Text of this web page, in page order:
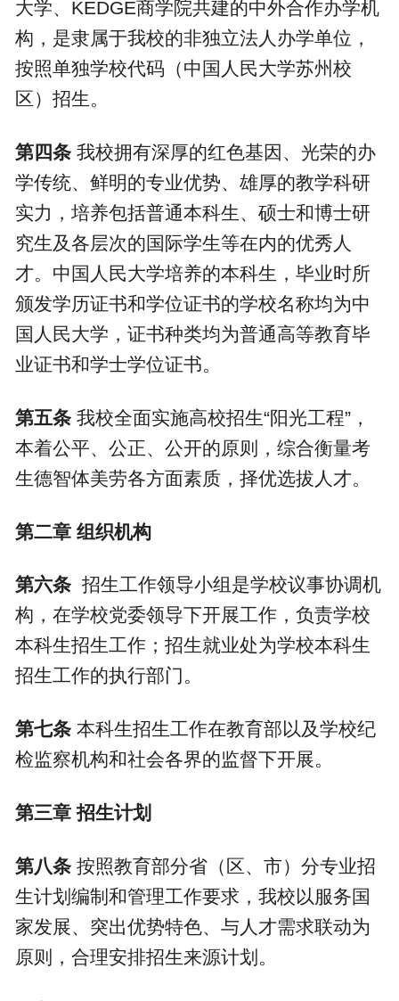
大学、 KEDGE商学院共建的中外合作办学机
构，是隶属于我校的非独立法人办学单位，
按照单独学校代码（中国人民大学苏州校
区）招生。
第四条 我校拥有深厚的红色基因、光荣的办
学传统、鲜明的专业优势、雄厚的教学科研
实力，培养包括普通本科生、硕士和博士研
究生及各层次的国际学生等在内的优秀人
才。中国人民大学培养的本科生，毕业时所
颁发学历证书和学位证书的学校名称均为中
国人民大学，证书种类均为普通高等教育毕
业证书和学士学位证书。
第五条 我校全面实施高校招生“阳光工程”，
本着公平、公正、公开的原则，综合衡量考
生德智体美劳各方面素质，择优选拔人才。
第二章 组织机构
第六条 招生工作领导小组是学校议事协调机
构，在学校党委领导下开展工作，负责学校
本科生招生工作；招生就业处为学校本科生
招生工作的执行部门。
第七条 本科生招生工作在教育部以及学校纪
检监察机构和社会各界的监督下开展。
第三章 招生计划
第八条 按照教育部分省（区、市）分专业招
生计划编制和管理工作要求，我校以服务国
家发展、突出优势特色、与人才需求联动为
原则，合理安排招生来源计划。